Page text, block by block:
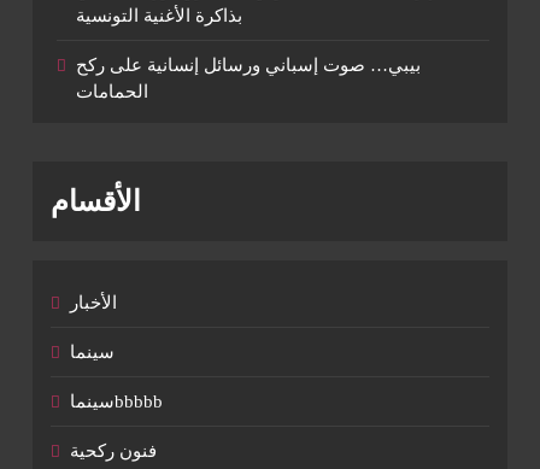
بذاكرة الأغنية التونسية
بيبي… صوت إسباني ورسائل إنسانية على ركح
الحمامات
الأقسام
الأخبار
سينما
سينماbbbbb
فنون ركحية